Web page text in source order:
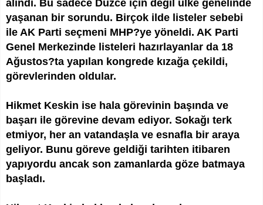
alındı. Bu sadece Düzce için değil ülke genelinde
yaşanan bir sorundu. Birçok ilde listeler sebebi
ile AK Parti seçmeni MHP?ye yöneldi. AK Parti
Genel Merkezinde listeleri hazırlayanlar da 18
Ağustos?ta yapılan kongrede kızağa çekildi,
görevlerinden oldular.
Hikmet Keskin ise hala görevinin başında ve
başarı ile görevine devam ediyor. Sokağı terk
etmiyor, her an vatandaşla ve esnafla bir araya
geliyor. Bunu göreve geldiği tarihten itibaren
yapıyordu ancak son zamanlarda göze batmaya
başladı.